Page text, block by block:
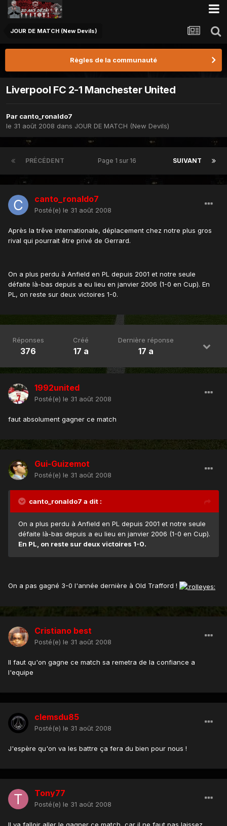
JOUR DE MATCH (New Devils)
Règles de la communauté
Liverpool FC 2-1 Manchester United
Par canto_ronaldo7
le 31 août 2008 dans JOUR DE MATCH (New Devils)
PRÉCÉDENT SUIVANT
Page 1 sur 16
canto_ronaldo7
Posté(e) le 31 août 2008
Après la trêve internationale, déplacement chez notre plus gros
rival qui pourrait être privé de Gerrard.
On a plus perdu à Anfield en PL depuis 2001 et notre seule
défaite là-bas depuis a eu lieu en janvier 2006 (1-0 en Cup). En
PL, on reste sur deux victoires 1-0.
Réponses
376
Créé
17 a
Dernière réponse
17 a
1992united
Posté(e) le 31 août 2008
faut absolument gagner ce match
Gui-Guizemot
Posté(e) le 31 août 2008
canto_ronaldo7 a dit :
On a plus perdu à Anfield en PL depuis 2001 et notre seule
défaite là-bas depuis a eu lieu en janvier 2006 (1-0 en Cup).
En PL, on reste sur deux victoires 1-0.
On a pas gagné 3-0 l'année dernière à Old Trafford !
Cristiano best
Posté(e) le 31 août 2008
Il faut qu'on gagne ce match sa remetra de la confiance a
l'equipe
clemsdu85
Posté(e) le 31 août 2008
J'espère qu'on va les battre ça fera du bien pour nous !
Tony77
Posté(e) le 31 août 2008